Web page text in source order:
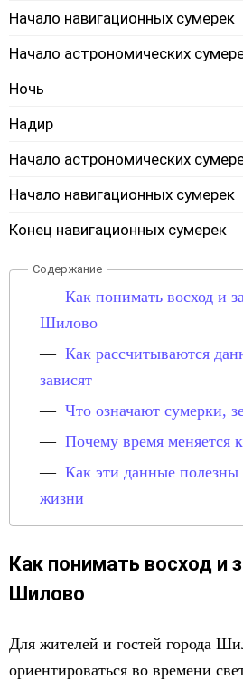
Начало навигационных сумерек
Начало астрономических
Ночь
Надир
Начало астрономических
Начало навигационных сумерек
Конец навигационных сумерек
Как понимать восход и
Шилово
Как рассчитываются
зависят
Что означают сумерки,
Почему время меняется
Как эти данные полезны
жизни
Как понимать восход и
Шилово
Для жителей и гостей города
ориентироваться во времени